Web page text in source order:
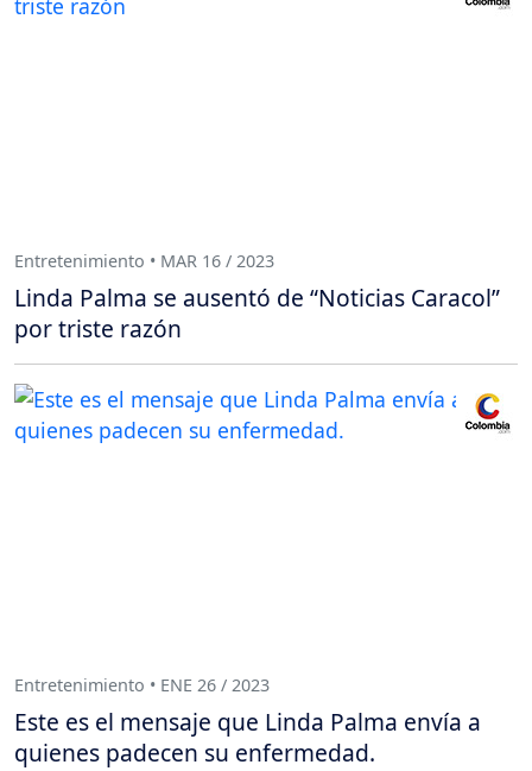
Entretenimiento • MAR 16 / 2023
Linda Palma se ausentó de “Noticias Caracol”
por triste razón
Entretenimiento • ENE 26 / 2023
Este es el mensaje que Linda Palma envía a
quienes padecen su enfermedad.